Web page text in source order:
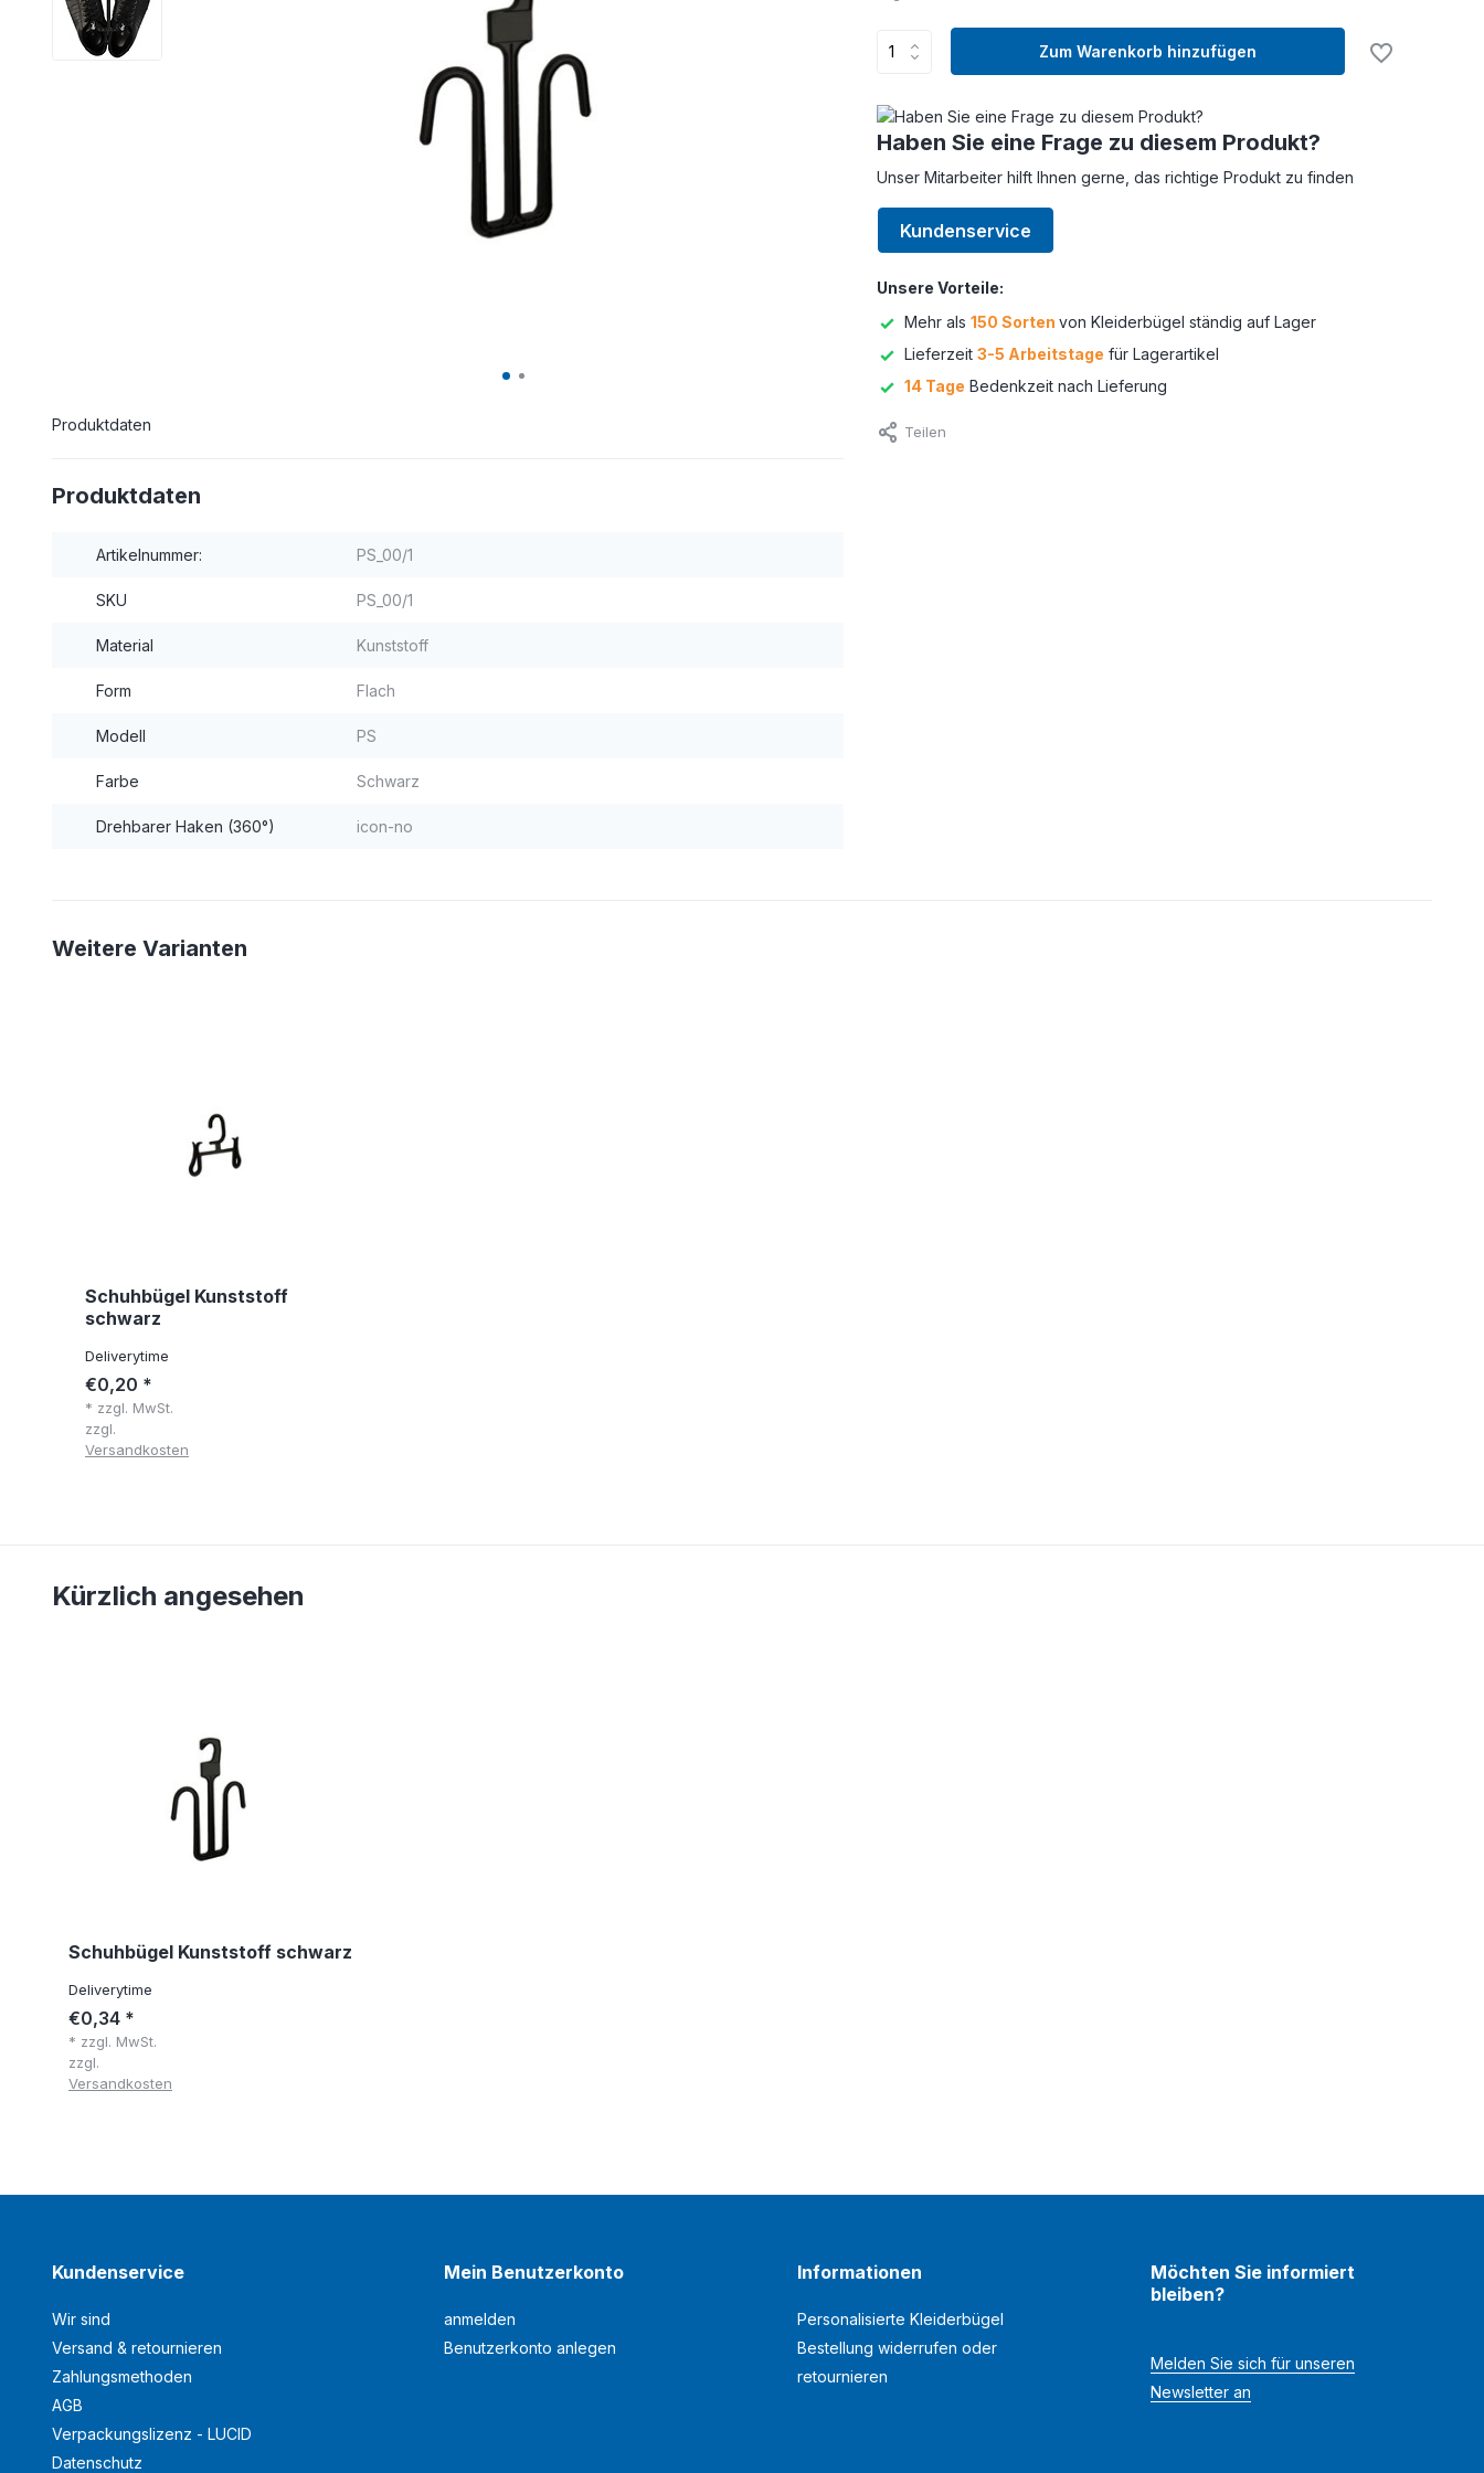
Produktdaten
Produktdaten
Artikelnummer: PS_00/1
SKU PS_00/1
Material Kunststoff
Form Flach
Modell PS
Farbe Schwarz
Drehbarer Haken (360°) icon-no
Zum Warenkorb hinzufügen
Haben Sie eine Frage zu diesem Produkt?
Unser Mitarbeiter hilft Ihnen gerne, das richtige Produkt zu finden
Kundenservice
Unsere Vorteile:
Mehr als 150 Sorten von Kleiderbügel ständig auf Lager
Lieferzeit 3-5 Arbeitstage für Lagerartikel
14 Tage Bedenkzeit nach Lieferung
Teilen
Weitere Varianten
Schuhbügel Kunststoff
schwarz
Deliverytime
€0,20 *
* zzgl. MwSt.
zzgl.
Versandkosten
Kürzlich angesehen
Schuhbügel Kunststoff schwarz
Deliverytime
€0,34 *
* zzgl. MwSt.
zzgl.
Versandkosten
Kundenservice
Wir sind
Versand & retournieren
Zahlungsmethoden
AGB
Verpackungslizenz - LUCID
Datenschutz
Mein Benutzerkonto
anmelden
Benutzerkonto anlegen
Informationen
Personalisierte Kleiderbügel
Bestellung widerrufen oder
retournieren
Möchten Sie informiert
bleiben?
Melden Sie sich für unseren
Newsletter an